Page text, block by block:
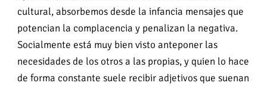
cultural, absorbemos desde la infancia mensajes que
potencian la complacencia y penalizan la negativa.
Socialmente está muy bien visto anteponer las
necesidades de los otros a las propias, y quien lo hace
de forma constante suele recibir adjetivos que suenan